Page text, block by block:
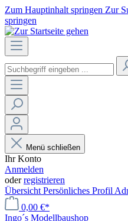
Zum Hauptinhalt springen Zur
springen
Menü schließen
Ihr Konto
Anmelden
oderregistrieren
Übersicht Persönliches Profil
0,00 €*
Ingo´s Modellbaushop